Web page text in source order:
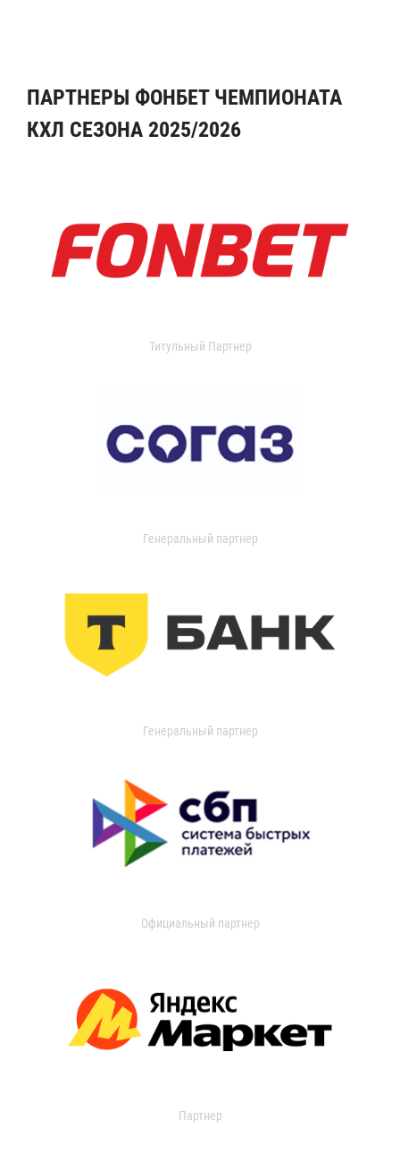
ПАРТНЕРЫ ФОНБЕТ ЧЕМПИОНАТА
КХЛ СЕЗОНА 2025/2026
Титульный Партнер
Генеральный партнер
Генеральный партнер
Официальный партнер
Партнер